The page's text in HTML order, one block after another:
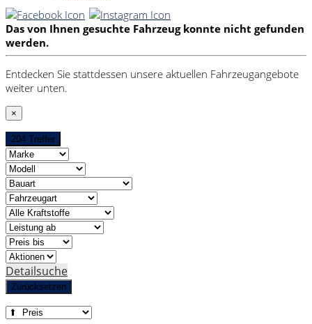
Das von Ihnen gesuchte Fahrzeug konnte nicht gefunden
werden.
Entdecken Sie stattdessen unsere aktuellen Fahrzeugangebote
weiter unten.
×
204 Treffer
Detailsuche
Zurücksetzen